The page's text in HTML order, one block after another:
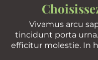
Vivamus arcu
tincidunt porta
efficitur molestie. In